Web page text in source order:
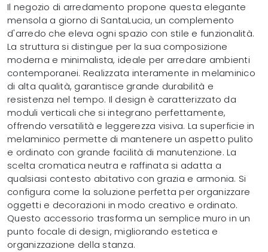
Il negozio di arredamento propone questa elegante
mensola a giorno di SantaLucia, un complemento
d'arredo che eleva ogni spazio con stile e funzionalità.
La struttura si distingue per la sua composizione
moderna e minimalista, ideale per arredare ambienti
contemporanei. Realizzata interamente in melaminico
di alta qualità, garantisce grande durabilità e
resistenza nel tempo. Il design è caratterizzato da
moduli verticali che si integrano perfettamente,
offrendo versatilità e leggerezza visiva. La superficie in
melaminico permette di mantenere un aspetto pulito
e ordinato con grande facilità di manutenzione. La
scelta cromatica neutra e raffinata si adatta a
qualsiasi contesto abitativo con grazia e armonia. Si
configura come la soluzione perfetta per organizzare
oggetti e decorazioni in modo creativo e ordinato.
Questo accessorio trasforma un semplice muro in un
punto focale di design, migliorando estetica e
organizzazione della stanza.